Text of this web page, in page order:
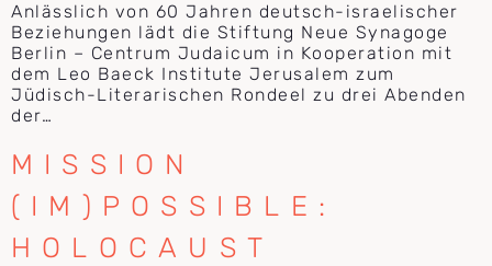
Anlässlich von 60 Jahren deutsch-israelischer
Beziehungen lädt die Stiftung Neue Synagoge
Berlin – Centrum Judaicum in Kooperation mit
dem Leo Baeck Institute Jerusalem zum
Jüdisch-Literarischen Rondeel zu drei Abenden
der…
MISSION
(IM)POSSIBLE:
HOLOCAUST